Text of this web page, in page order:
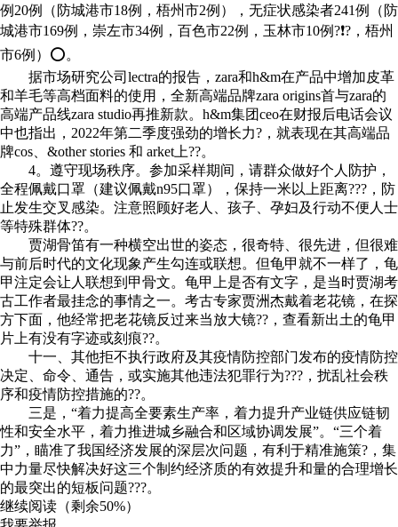
例20例（防城港市18例，梧州市2例），无症状感染者241例（防
城港市169例，崇左市34例，百色市22例，玉林市10例?❗?，梧州
市6例）⭕。
据市场研究公司lectra的报告，zara和h&m在产品中增加皮革
和羊毛等高档面料的使用，全新高端品牌zara origins首与zara的
高端产品线zara studio再推新款。h&m集团ceo在财报后电话会议
中也指出，2022年第二季度强劲的增长力?，就表现在其高端品
牌cos、&other stories 和 arket上??。
4。遵守现场秩序。参加采样期间，请群众做好个人防护，
全程佩戴口罩（建议佩戴n95口罩），保持一米以上距离???，防
止发生交叉感染。注意照顾好老人、孩子、孕妇及行动不便人士
等特殊群体??。
贾湖骨笛有一种横空出世的姿态，很奇特、很先进，但很难
与前后时代的文化现象产生勾连或联想。但龟甲就不一样了，龟
甲注定会让人联想到甲骨文。龟甲上是否有文字，是当时贾湖考
古工作者最挂念的事情之一。考古专家贾洲杰戴着老花镜，在探
方下面，他经常把老花镜反过来当放大镜??，查看新出土的龟甲
片上有没有字迹或刻痕??。
十一、其他拒不执行政府及其疫情防控部门发布的疫情防控
决定、命令、通告，或实施其他违法犯罪行为???，扰乱社会秩
序和疫情防控措施的??。
三是，“着力提高全要素生产率，着力提升产业链供应链韧
性和安全水平，着力推进城乡融合和区域协调发展”。“三个着
力”，瞄准了我国经济发展的深层次问题，有利于精准施策?，集
中力量尽快解决好这三个制约经济质的有效提升和量的合理增长
的最突出的短板问题???。
继续阅读（剩余50%）